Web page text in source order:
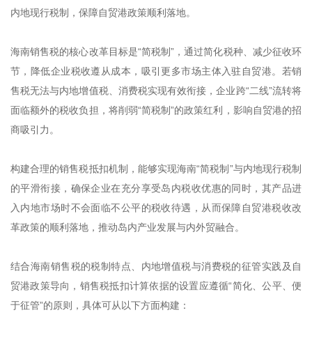
内地现行税制，保障自贸港政策顺利落地。
海南销售税的核心改革目标是“简税制”，通过简化税种、减少征收环
节，降低企业税收遵从成本，吸引更多市场主体入驻自贸港。若销
售税无法与内地增值税、消费税实现有效衔接，企业跨“二线”流转将
面临额外的税收负担，将削弱“简税制”的政策红利，影响自贸港的招
商吸引力。
构建合理的销售税抵扣机制，能够实现海南“简税制”与内地现行税制
的平滑衔接，确保企业在充分享受岛内税收优惠的同时，其产品进
入内地市场时不会面临不公平的税收待遇，从而保障自贸港税收改
革政策的顺利落地，推动岛内产业发展与内外贸融合。
结合海南销售税的税制特点、内地增值税与消费税的征管实践及自
贸港政策导向，销售税抵扣计算依据的设置应遵循“简化、公平、便
于征管”的原则，具体可从以下方面构建：